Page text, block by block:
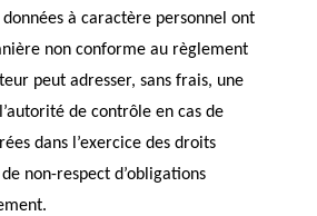
données à caractère personnel ont
non conforme au règlement
peut adresser, sans frais, une
de contrôle en cas de
dans l’exercice des droits
non-respect d’obligations